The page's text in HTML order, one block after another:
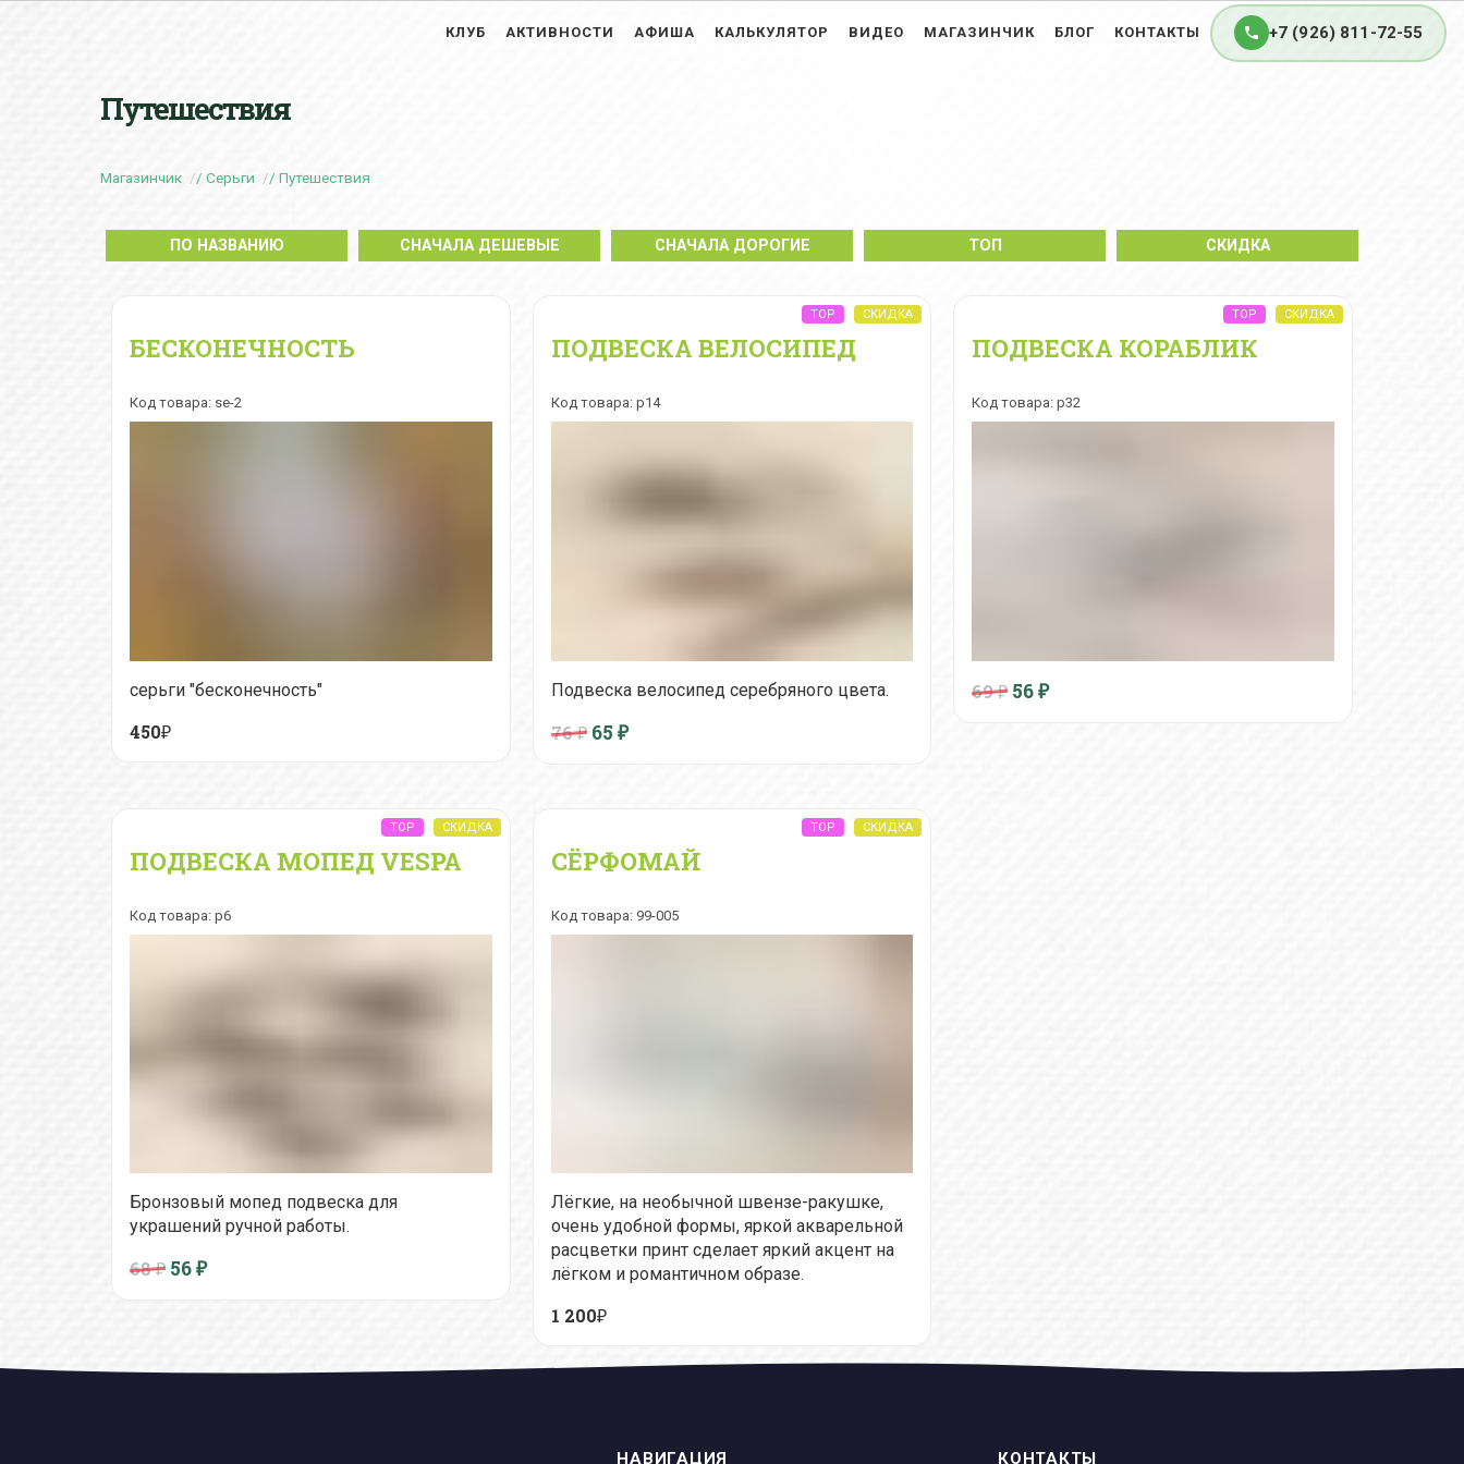
КЛУБ АКТИВНОСТИ АФИША КАЛЬКУЛЯТОР ВИДЕО МАГАЗИНЧИК БЛОГ КОНТАКТЫ +7 (926) 811-72-55
Путешествия
Магазинчик Серьги Путешествия
ПО НАЗВАНИЮ СНАЧАЛА ДЕШЕВЫЕ СНАЧАЛА ДОРОГИЕ ТОП СКИДКА
БЕСКОНЕЧНОСТЬ
Код товара: se-2
серьги "бесконечность"
450₽
ПОДВЕСКА ВЕЛОСИПЕД
Код товара: p14
Подвеска велосипед серебряного цвета.
76 ₽ 65 ₽
ПОДВЕСКА КОРАБЛИК
Код товара: p32
69 ₽ 56₽
ПОДВЕСКА МОПЕД VESPA
Код товара: p6
Бронзовый мопед подвеска для
украшений ручной работы.
68 ₽ 56₽
СЁРФОМАЙ
Код товара: 99-005
Лёгкие, на необычной швензе-ракушке,
очень удобной формы, яркой акварельной
расцветки принт сделает яркий акцент на
лёгком и романтичном образе.
1 200₽
НАВИГАЦИЯ КОНТАКТЫ